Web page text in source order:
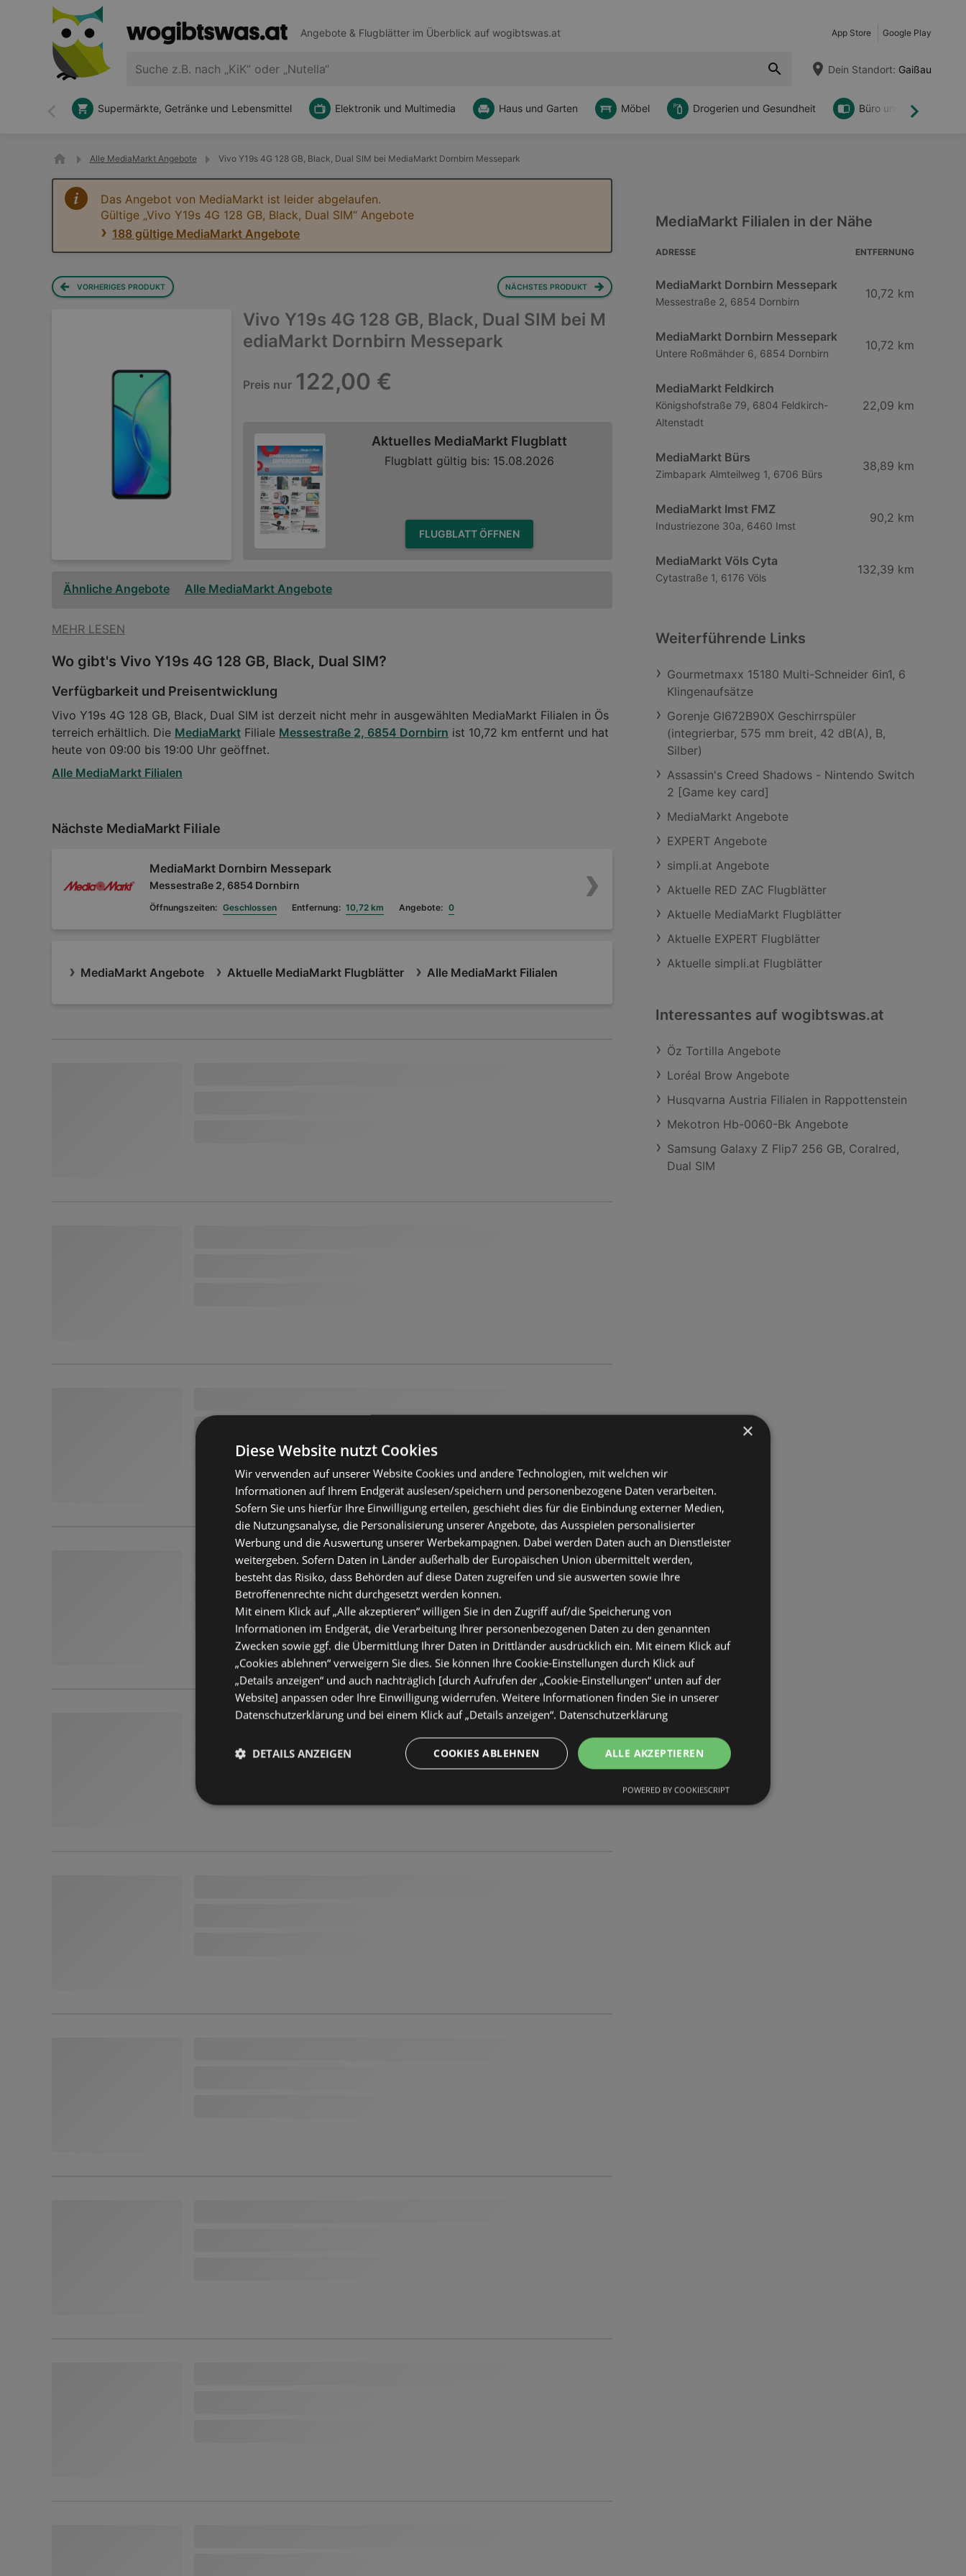
Angebote & Flugblätter im Überblick auf wogibtswas.at App Store Google Play
Dein Standort: Gaißau
Zurück Weiter
Supermärkte, Getränke und Lebensmittel Elektronik und Multimedia Haus und Garten Möbel Drogerien und Gesundheit Büro und DIY
Alle MediaMarkt Angebote Vivo Y19s 4G 128 GB, Black, Dual SIM bei MediaMarkt Dornbirn Messepark
Das Angebot von MediaMarkt ist leider abgelaufen.
Gültige „Vivo Y19s 4G 128 GB, Black, Dual SIM“ Angebote
188 gültige MediaMarkt Angebote
VORHERIGES PRODUKT NÄCHSTES PRODUKT
Vivo Y19s 4G 128 GB, Black, Dual SIM bei M
ediaMarkt Dornbirn Messepark
Preis nur 122,00 €
Aktuelles MediaMarkt Flugblatt
Flugblatt gültig bis: 15.08.2026
FLUGBLATT ÖFFNEN
Ähnliche Angebote Alle MediaMarkt Angebote
MEHR LESEN
Wo gibt's Vivo Y19s 4G 128 GB, Black, Dual SIM?
Verfügbarkeit und Preisentwicklung
Vivo Y19s 4G 128 GB, Black, Dual SIM ist derzeit nicht mehr in ausgewählten MediaMarkt Filialen in Ös
terreich erhältlich. Die MediaMarkt Filiale Messestraße 2, 6854 Dornbirn ist 10,72 km entfernt und hat
heute von 09:00 bis 19:00 Uhr geöffnet.
Alle MediaMarkt Filialen
Nächste MediaMarkt Filiale
MediaMarkt Dornbirn Messepark
Messestraße 2, 6854 Dornbirn
Öffnungszeiten: Geschlossen Entfernung: 10,72 km Angebote: 0
MediaMarkt Angebote Aktuelle MediaMarkt Flugblätter Alle MediaMarkt Filialen
MediaMarkt Filialen in der Nähe
ADRESSE ENTFERNUNG
MediaMarkt Dornbirn Messepark
Messestraße 2, 6854 Dornbirn
10,72 km
MediaMarkt Dornbirn Messepark
Untere Roßmähder 6, 6854 Dornbirn
10,72 km
MediaMarkt Feldkirch
Königshofstraße 79, 6804 Feldkirch-
Altenstadt
22,09 km
MediaMarkt Bürs
Zimbapark Almteilweg 1, 6706 Bürs
38,89 km
MediaMarkt Imst FMZ
Industriezone 30a, 6460 Imst
90,2 km
MediaMarkt Völs Cyta
Cytastraße 1, 6176 Völs
132,39 km
Weiterführende Links
Gourmetmaxx 15180 Multi-Schneider 6in1, 6
Klingenaufsätze
Gorenje GI672B90X Geschirrspüler
(integrierbar, 575 mm breit, 42 dB(A), B,
Silber)
Assassin's Creed Shadows - Nintendo Switch
2 [Game key card]
MediaMarkt Angebote
EXPERT Angebote
simpli.at Angebote
Aktuelle RED ZAC Flugblätter
Aktuelle MediaMarkt Flugblätter
Aktuelle EXPERT Flugblätter
Aktuelle simpli.at Flugblätter
Interessantes auf wogibtswas.at
Öz Tortilla Angebote
Loréal Brow Angebote
Husqvarna Austria Filialen in Rappottenstein
Mekotron Hb-0060-Bk Angebote
Samsung Galaxy Z Flip7 256 GB, Coralred,
Dual SIM
×
Diese Website nutzt Cookies
Wir verwenden auf unserer Website Cookies und andere Technologien, mit welchen wir
Informationen auf Ihrem Endgerät auslesen/speichern und personenbezogene Daten verarbeiten.
Sofern Sie uns hierfür Ihre Einwilligung erteilen, geschieht dies für die Einbindung externer Medien,
die Nutzungsanalyse, die Personalisierung unserer Angebote, das Ausspielen personalisierter
Werbung und die Auswertung unserer Werbekampagnen. Dabei werden Daten auch an Dienstleister
weitergeben. Sofern Daten in Länder außerhalb der Europäischen Union übermittelt werden,
besteht das Risiko, dass Behörden auf diese Daten zugreifen und sie auswerten sowie Ihre
Betroffenenrechte nicht durchgesetzt werden können.
Mit einem Klick auf „Alle akzeptieren“ willigen Sie in den Zugriff auf/die Speicherung von
Informationen im Endgerät, die Verarbeitung Ihrer personenbezogenen Daten zu den genannten
Zwecken sowie ggf. die Übermittlung Ihrer Daten in Drittländer ausdrücklich ein. Mit einem Klick auf
„Cookies ablehnen“ verweigern Sie dies. Sie können Ihre Cookie-Einstellungen durch Klick auf
„Details anzeigen“ und auch nachträglich [durch Aufrufen der „Cookie-Einstellungen“ unten auf der
Website] anpassen oder Ihre Einwilligung widerrufen. Weitere Informationen finden Sie in unserer
Datenschutzerklärung und bei einem Klick auf „Details anzeigen“. Datenschutzerklärung
ALLE AKZEPTIEREN
COOKIES ABLEHNEN
DETAILS ANZEIGEN
POWERED BY COOKIESCRIPT